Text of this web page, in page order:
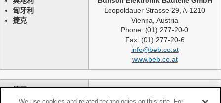
匈牙利
捷克
Leopoldauer Strasse 29, A-1210
Vienna, Austria
Phone: (01) 277-20-0
Fax: (01) 277-20-6
info@beb.co.at
www.beb.co.at
德国
瑞士
NEXLASE GmbH
Industriestrasse 51
We use cookies and related technologies on this site. For